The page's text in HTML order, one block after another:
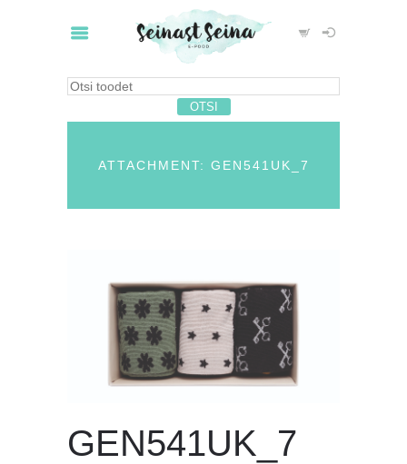
ATTACHMENT: GEN541UK_7
GEN541UK_7